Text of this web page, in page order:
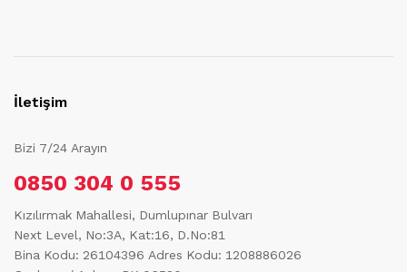
İletişim
Bizi 7/24 Arayın
0850 304 0 555
Kızılırmak Mahallesi, Dumlupınar Bulvarı
Next Level, No:3A, Kat:16, D.No:81
Bina Kodu: 26104396 Adres Kodu: 1208886026